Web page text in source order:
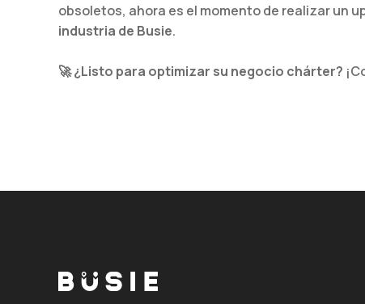
obsoletos, ahora es el momento de realizar un
industria de Busie.
🚀¿Listo para optimizar su negocio chárter?